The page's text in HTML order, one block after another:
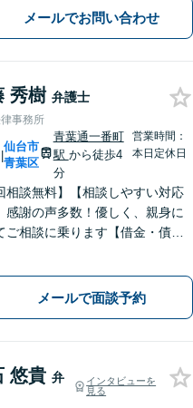
法書士や税理士と連携。【青葉
町駅5分】
メールでお問い合わせ
秀樹 弁護士
事務所
|
仙台市
青葉区
青葉通一番町
駅 から徒歩4
分
営業時間：
本日定休日
相談無料】【相談しやすい対応
感謝の声多数！優しく、親身に
ご相談に乗ります【借金・債務
【離婚問題】男性側からの相談
豊富です【青葉通一番町駅4分】
メールで面談予約
悠貴 弁
インタビューを
見る